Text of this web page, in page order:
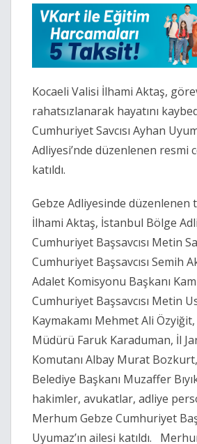
Kocaeli Valisi İlhami Aktaş,
rahatsızlanarak hayatını
Cumhuriyet Savcısı Ayhan
Adliyesi’nde düzenlenen resmi
katıldı.
Gebze Adliyesinde düzenlenen
İlhami Aktaş, İstanbul Bölge
Cumhuriyet Başsavcısı Metin
Cumhuriyet Başsavcısı Semih
Adalet Komisyonu Başkanı
Cumhuriyet Başsavcısı Metin
Kaymakamı Mehmet Ali
Müdürü Faruk Karaduman, İl
Komutanı Albay Murat Bozkurt,
Belediye Başkanı Muzaffer
hakimler, avukatlar, adliye
Merhum Gebze Cumhuriyet
Uyumaz’ın ailesi katıldı.